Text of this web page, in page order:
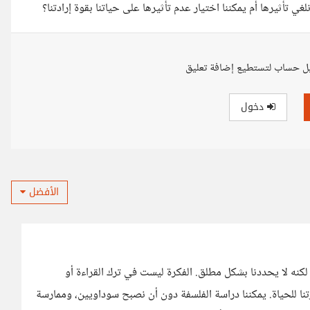
تأثيرها أم يمكننا اختيار عدم تأثيرها على حياتنا بقوة إرادتنا؟
حساب لتستطيع إضافة تعليق
دخول
الأفضل
لا يحددنا بشكل مطلق. الفكرة ليست في ترك القراءة أو
للحياة. يمكننا دراسة الفلسفة دون أن نصبح سوداويين، وممارسة